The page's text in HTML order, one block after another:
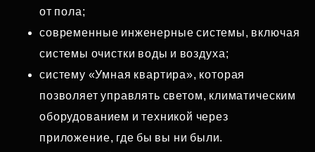
от пола;
современные инженерные системы, включая
системы очистки воды и воздуха;
систему «Умная квартира», которая
позволяет управлять светом, климатическим
оборудованием и техникой через
приложение, где бы вы ни были.